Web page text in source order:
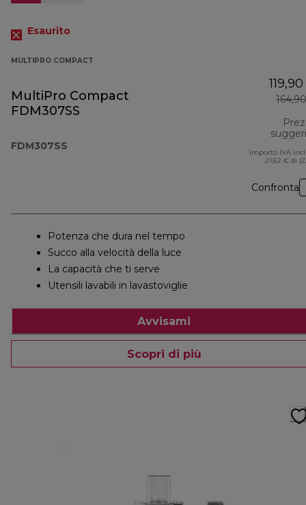
Esaurito
MULTIPRO COMPACT
MultiPro Compact
FDM307SS
FDM307SS
Importo IVA
21,62 € di
Confronta
Potenza che dura nel tempo
Succo alla velocità della luce
La capacità che ti serve
Utensili lavabili in lavastoviglie
Avvisami
Scopri di più